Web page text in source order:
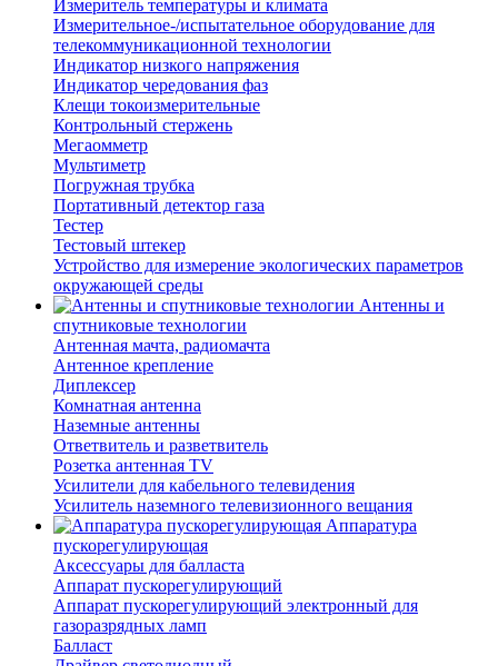
Измеритель температуры и климата
Измерительное-/испытательное оборудование для
телекоммуникационной технологии
Индикатор низкого напряжения
Индикатор чередования фаз
Клещи токоизмерительные
Контрольный стержень
Мегаомметр
Мультиметр
Погружная трубка
Портативный детектор газа
Тестер
Тестовый штекер
Устройство для измерение экологических параметров
окружающей среды
Антенны и
спутниковые технологии
Антенная мачта, радиомачта
Антенное крепление
Диплексер
Комнатная антенна
Наземные антенны
Ответвитель и разветвитель
Розетка антенная TV
Усилители для кабельного телевидения
Усилитель наземного телевизионного вещания
Аппаратура
пускорегулирующая
Аксессуары для балласта
Аппарат пускорегулирующий
Аппарат пускорегулирующий электронный для
газоразрядных ламп
Балласт